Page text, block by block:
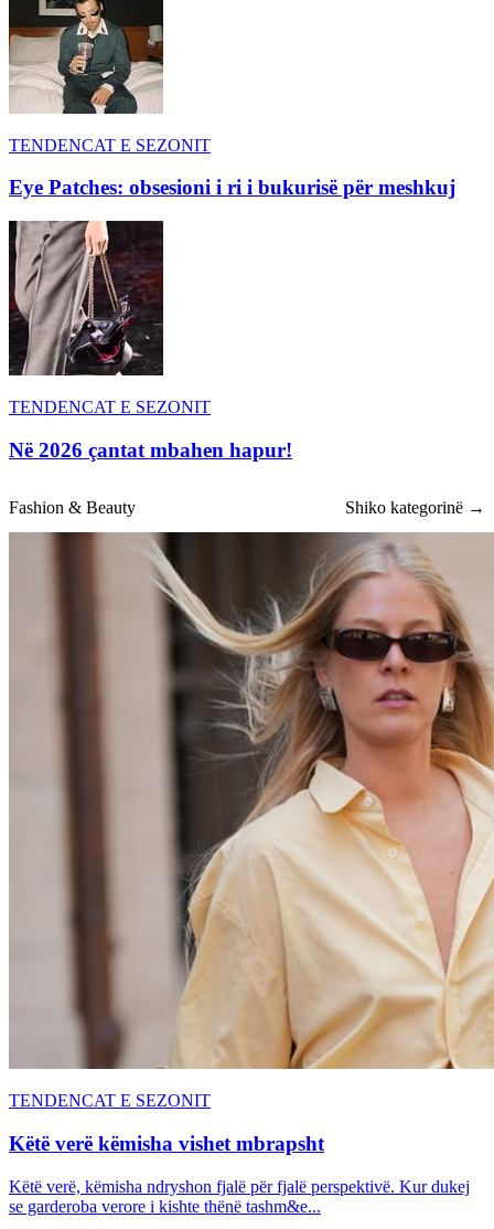
TENDENCAT E SEZONIT
Eye Patches: obsesioni i ri i bukurisë për meshkuj
TENDENCAT E SEZONIT
Në 2026 çantat mbahen hapur!
Fashion & Beauty Shiko kategorinë →
TENDENCAT E SEZONIT
Këtë verë këmisha vishet mbrapsht
Këtë verë, këmisha ndryshon fjalë për fjalë perspektivë. Kur dukej
se garderoba verore i kishte thënë tashm&e...